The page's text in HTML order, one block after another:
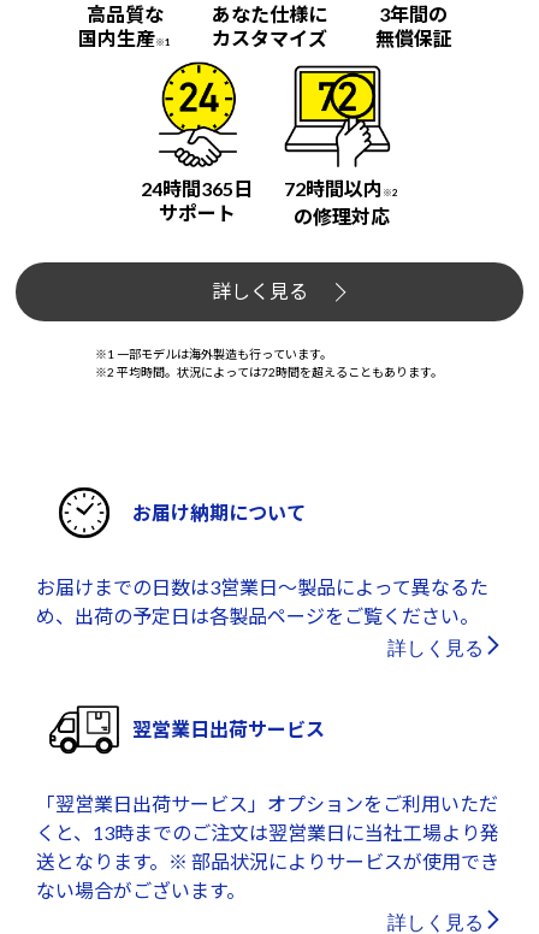
高品質な
国内生産※1
あなた仕様に
カスタマイズ
3年間の
無償保証
24時間365日
サポート
72時間以内 ※2
の修理対応
詳しく見る
※1 一部モデルは海外製造も行っています。
※2 平均時間。状況によっては72時間を超えることもあります。
お届け納期について
お届けまでの日数は3営業日～製品によって異なるた
め、出荷の予定日は各製品ページをご覧ください。
詳しく見る
翌営業日出荷サービス
「翌営業日出荷サービス」オプションをご利用いただ
くと、13時までのご注文は翌営業日に当社工場より発
送となります。※ 部品状況によりサービスが使用でき
ない場合がございます。
詳しく見る